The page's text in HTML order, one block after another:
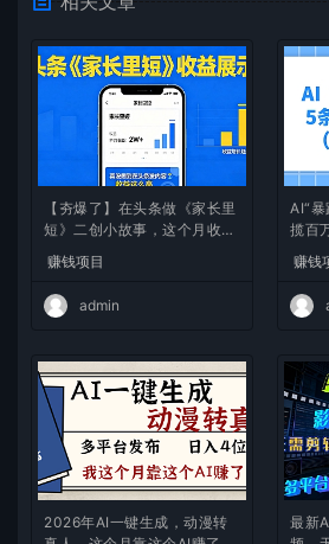
【夯爆了】在头条做《家长里
短》二创小故事，这个月收益
赚钱项目
admin
AI“
揽百
赚钱
2026年AI一键生成，动漫转
最新